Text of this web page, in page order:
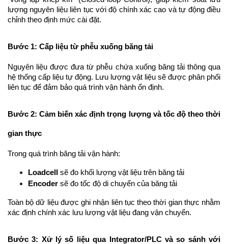
lượng nguyên liệu liên tục với độ chính xác cao và tự động điều
chỉnh theo định mức cài đặt.
Bước 1: Cấp liệu từ phễu xuống băng tải
Nguyên liệu được đưa từ phễu chứa xuống băng tải thông qua
hệ thống cấp liệu tự động. Lưu lượng vật liệu sẽ được phân phối
liên tục để đảm bảo quá trình vận hành ổn định.
Bước 2: Cảm biến xác định trọng lượng và tốc độ theo thời
gian thực
Trong quá trình băng tải vận hành:
Loadcell
sẽ đo khối lượng vật liệu trên băng tải
Encoder sẽ đo tốc độ di chuyển của băng tải
Toàn bộ dữ liệu được ghi nhận liên tục theo thời gian thực nhằm
xác định chính xác lưu lượng vật liệu đang vận chuyển.
Bước 3: Xử lý số liệu qua Integrator/PLC và so sánh với